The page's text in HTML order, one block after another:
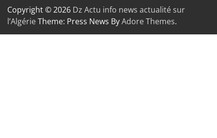
Copyright © 2026 Dz Actu info news actualité sur
l’AlgérieTheme: Press News ByAdore Themes.